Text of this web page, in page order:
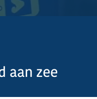
aan zee